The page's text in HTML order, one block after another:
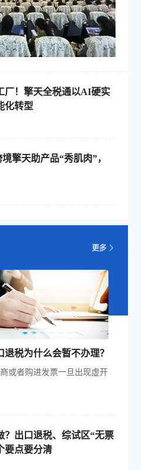
厂！擎天全税通以AI硬实
化转型
擎天助产品“秀肌肉”，
税为什么会暂不办理？
或者购进发票一旦出现虚开
？出口退税、综试区“无票
要点要分清